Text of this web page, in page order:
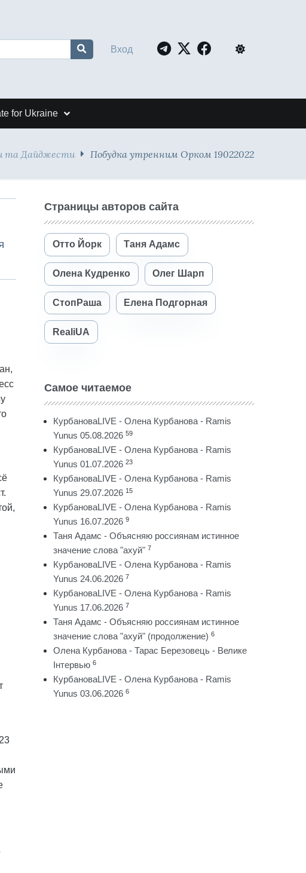
Вход
for Ukraine
та Дайджести Побудка утренним Орком 19022022
Страницы авторов сайта
Отто Йорк Таня Адамс
Олена Кудренко Олег Шарп
СтопРаша Елена Подгорная
RealiUA
Самое читаемое
КурбановаLIVE - Олена Курбанова - Ramis
Yunus 05.08.2026 59
КурбановаLIVE - Олена Курбанова - Ramis
Yunus 01.07.2026 23
КурбановаLIVE - Олена Курбанова - Ramis
Yunus 29.07.2026 15
КурбановаLIVE - Олена Курбанова - Ramis
Yunus 16.07.2026 9
Таня Адамс - Объясняю россиянам истинное
значение слова "ахуй" 7
КурбановаLIVE - Олена Курбанова - Ramis
Yunus 24.06.2026 7
КурбановаLIVE - Олена Курбанова - Ramis
Yunus 17.06.2026 7
Таня Адамс - Объясняю россиянам истинное
значение слова "ахуй" (продолжение) 6
Олена Курбанова - Тарас Березовець - Велике
Інтервью 6
КурбановаLIVE - Олена Курбанова - Ramis
Yunus 03.06.2026 6